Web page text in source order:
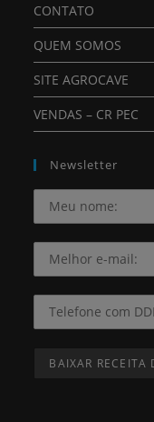
CONTATO
QUEM SOMOS
SITE AGROCAVE
VENDAS – CR PEC
Newsletter